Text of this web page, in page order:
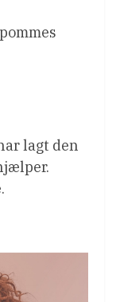
lagt den